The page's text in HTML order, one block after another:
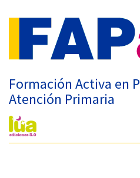
Formación Activa en
Atención Primaria